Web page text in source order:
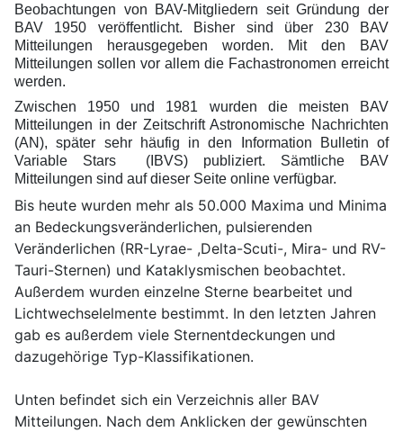
Beobachtungen von BAV-Mitgliedern seit Gründung der
BAV 1950 veröffentlicht. Bisher sind über 230 BAV
Mitteilungen herausgegeben worden. Mit den BAV
Mitteilungen sollen vor allem die Fachastronomen erreicht
werden.
Zwischen 1950 und 1981 wurden die meisten BAV
Mitteilungen in der Zeitschrift Astronomische Nachrichten
(AN), später sehr häufig in den Information Bulletin of
Variable Stars (IBVS) publiziert. Sämtliche BAV
Mitteilungen sind auf dieser Seite online verfügbar.
Bis heute wurden mehr als 50.000 Maxima und Minima
an Bedeckungsveränderlichen, pulsierenden
Veränderlichen (RR-Lyrae- ,Delta-Scuti-, Mira- und RV-
Tauri-Sternen) und Kataklysmischen beobachtet.
Außerdem wurden einzelne Sterne bearbeitet und
Lichtwechselelmente bestimmt. In den letzten Jahren
gab es außerdem viele Sternentdeckungen und
dazugehörige Typ-Klassifikationen.
Unten befindet sich ein Verzeichnis aller BAV
Mitteilungen. Nach dem Anklicken der gewünschten